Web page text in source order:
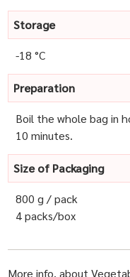
Storage
-18 °C
Preparation
Boil the whole bag in
10 minutes.
Size of Packaging
800 g / pack
4 packs/box
More info. about